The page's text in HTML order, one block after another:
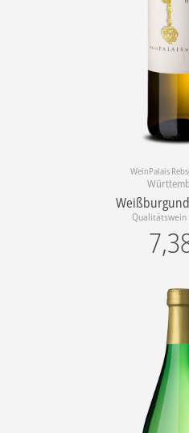
WeinPalais
Qualitätswein